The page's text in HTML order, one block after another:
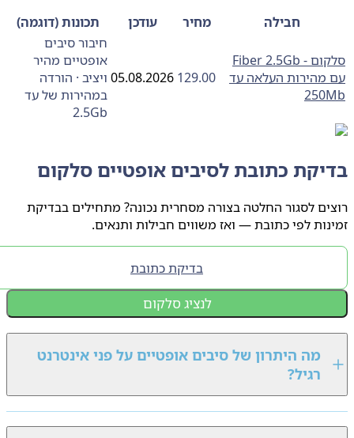
חבילה
מחיר עודכן תכונות (דוגמה)
סלקום - Fiber 2.5Gb
העלאה עד
129.00
05.08.2026
חיבור סיבים
אופטיים מהיר
ויציב · הורדה
במהירות של עד
2.5Gb
כתובת לסיבים אופטיים סלקום
לסגור החלטה בצורה מסחרית נכונה? מתחילים בבדיקת
לפי כתובת — ואז משווים חבילות ותנאים.
בדיקת כתובת
לנציג סלקום
מה היתרון של סיבים אופטיים על פני אינטרנט
רגיל?